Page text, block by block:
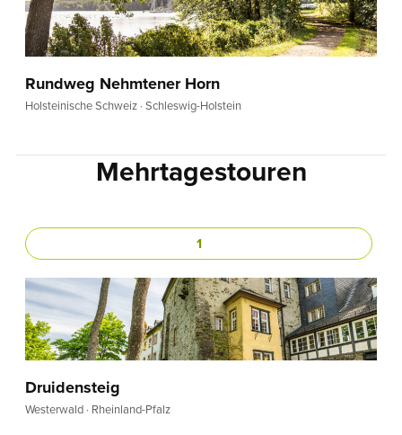
Rundweg Nehmtener Horn
Holsteinische Schweiz · Schleswig-Holstein
Mehrtagestouren
1
Druidensteig
Westerwald · Rheinland-Pfalz